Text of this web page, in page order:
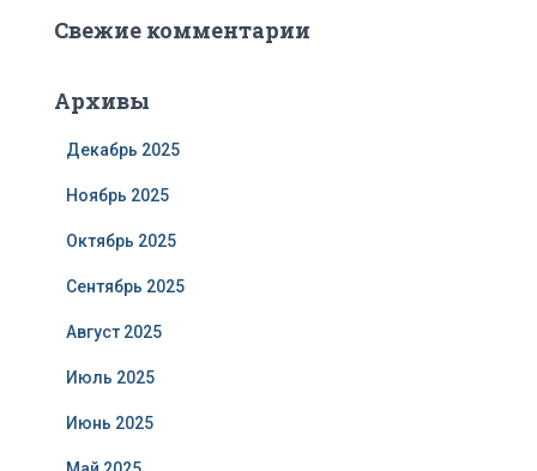
Свежие комментарии
Архивы
Декабрь 2025
Ноябрь 2025
Октябрь 2025
Сентябрь 2025
Август 2025
Июль 2025
Июнь 2025